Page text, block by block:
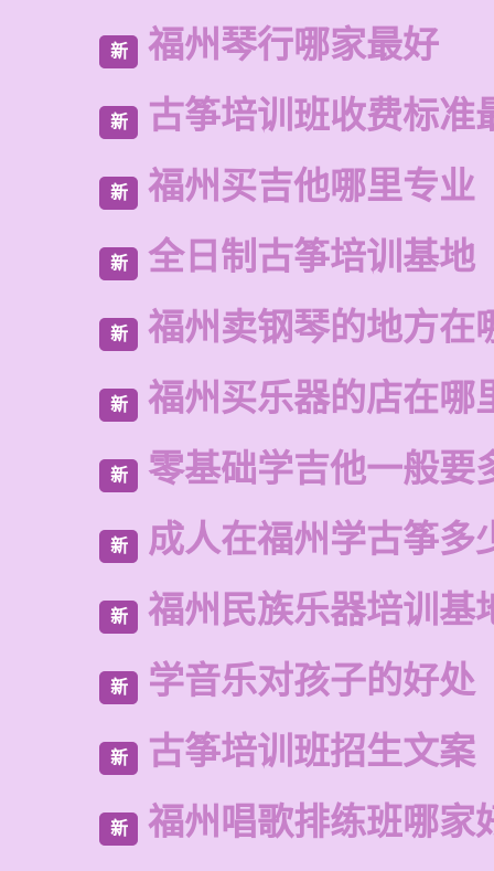
新 福州琴行哪家最好
新 古筝培训班收费标准
新 福州买吉他哪里专业
新 全日制古筝培训基地
新 福州卖钢琴的地方在
新 福州买乐器的店在哪
新 零基础学吉他一般要
新 成人在福州学古筝多
新 福州民族乐器培训基
新 学音乐对孩子的好处
新 古筝培训班招生文案
新 福州唱歌排练班哪家